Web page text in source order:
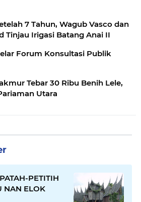
7 Tahun, Wagub Vasco dan
Tinjau Irigasi Batang Anai II
Forum Konsultasi Publik
Tebar 30 Ribu Benih Lele,
Utara
PETITIH
NAN ELOK